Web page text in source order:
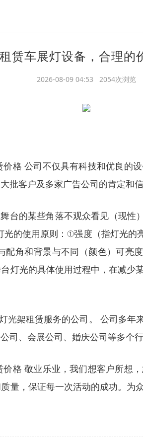
赁车展灯设备，合理的
2026-08-09 04:53 2054次浏览
格 公司不仅具有科技和优良的
批客户及多家广告公司的肯定和信
台的某些角落不观众看见（现
的使用原则：①强度（指灯光
角和背景与不同（颜色）可
灯光的具体使用过程中，在减
光架租赁服务的公司。 公司多
、会展公司、婚庆公司等多个
格 敬业乐业，我们想客户所想
量，保证每一次活动的成功。